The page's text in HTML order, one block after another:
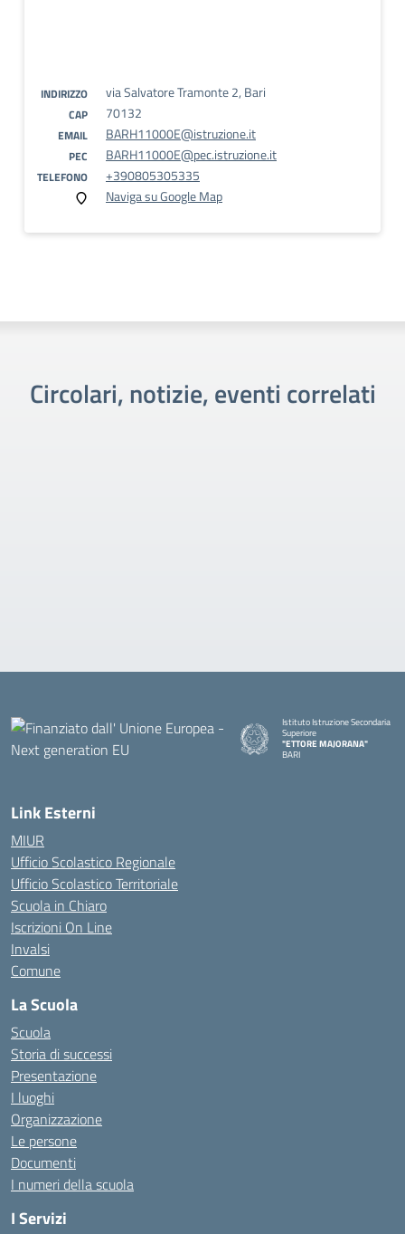
INDIRIZZO via Salvatore Tramonte 2, Bari
CAP 70132
EMAIL BARH11000E@istruzione.it
PEC BARH11000E@pec.istruzione.it
TELEFONO
+390805305335
Naviga su Google Map
Circolari, notizie, eventi correlati
Istituto Istruzione Secondaria
Superiore
"ETTORE MAJORANA"
BARI
Link Esterni
MIUR
Ufficio Scolastico Regionale
Ufficio Scolastico Territoriale
Scuola in Chiaro
Iscrizioni On Line
Invalsi
Comune
La Scuola
Scuola
Storia di successi
Presentazione
I luoghi
Organizzazione
Le persone
Documenti
I numeri della scuola
I Servizi